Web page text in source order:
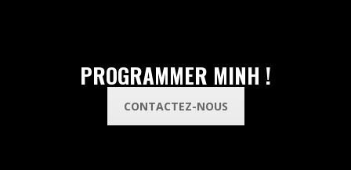
PROGRAMMER MINH !
CONTACTEZ-NOUS